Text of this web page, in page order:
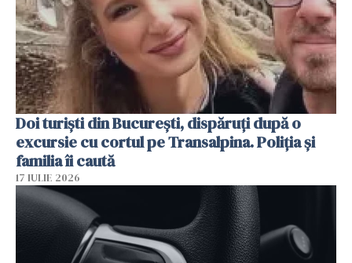
Doi turiști din București, dispăruți după o
excursie cu cortul pe Transalpina. Poliția și
familia îi caută
17 IULIE 2026